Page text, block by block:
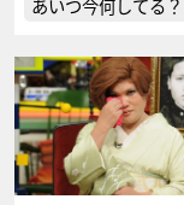
あいつ今何してる？